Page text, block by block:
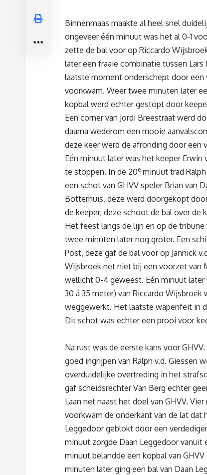
Binnenmaas maakte al heel snel
ongeveer één minuut was het al 0-1
zette de bal voor op Riccardo
later een fraaie combinatie tussen
laatste moment onderschept door een
voorkwam. Weer twee minuten later
kopbal werd echter gestopt door
Een corner van Jordi Breestraat werd
daarna wederom een mooie
deze keer werd de afronding door een
Eén minuut later was het keeper Erwin
te stoppen. In de 20e minuut trad
een schot van GHVV speler Brian van
Botterhuis, deze werd doorgekopt
de keeper, deze schoot de bal over de
Het feest langs de lijn en op de
twee minuten later nog groter. Een
Post, deze gaf de bal voor op Jannick
Wijsbroek net niet bij een voorzet van
wellicht 0-4 geweest. Eén minuut
30 á 35 meter) van Riccardo Wijsbroek
weggewerkt. Het laatste wapenfeit in
Dit schot was echter een prooi voor
Na rust was de eerste kans voor
goed ingrijpen van Ralph v.d. Giessen
overduidelijke overtreding in het
gaf scheidsrechter Van Berg echter
Laan net naast het doel van GHVV.
voorkwam de onderkant van de lat dat
Leggedoor geblokt door een
minuut zorgde Daan Leggedoor
minuut belandde een kopbal van
minuten later ging een bal van Daan